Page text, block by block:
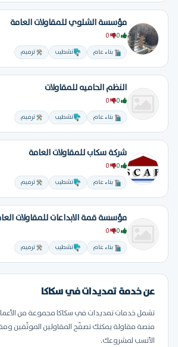
مؤسسة الشلوي للمقاولات العامة
بناء عام تشطيب ترميم
النظم الحاميه للمقاولات
بناء عام تشطيب ترميم
شركة سكاب للمقاولات العامة
بناء عام تشطيب ترميم
مؤسسة قمة الابداعات للمقاولات
بناء عام تشطيب ترميم
عن خدمة تمديدات في سكاكا
تشمل خدمات تمديدات في سكاكا مجموعة من
منصة مقاولة يمكنك تصفّح المقاولين الموثّقين
الأنسب لمشروعك.